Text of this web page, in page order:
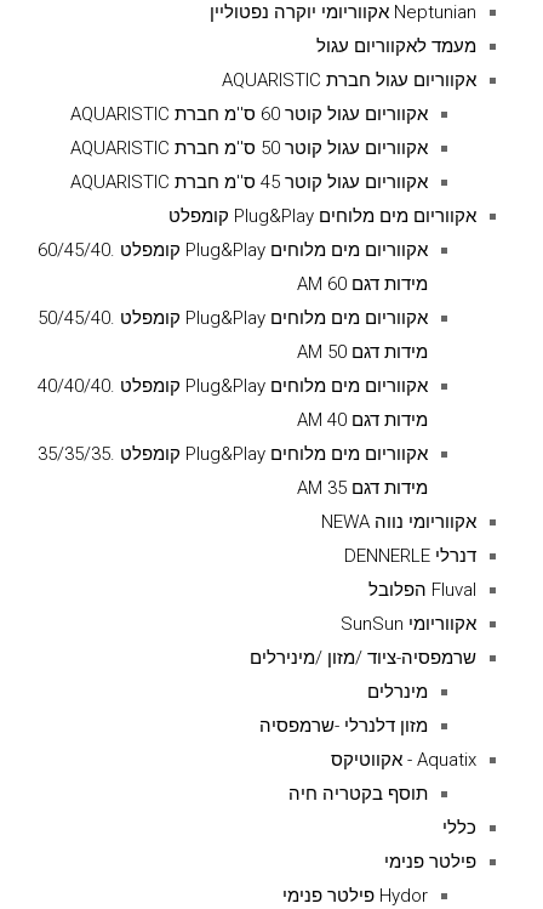
Neptunian אקווריומי יוקרה נפטוליין
מעמד לאקווריום עגול
אקווריום עגול חברת AQUARISTIC
אקווריום עגול קוטר 60 ס''מ חברת AQUARISTIC
אקווריום עגול קוטר 50 ס''מ חברת AQUARISTIC
אקווריום עגול קוטר 45 ס''מ חברת AQUARISTIC
אקווריום מים מלוחים Plug&Play קומפלט
אקווריום מים מלוחים Plug&Play קומפלט .60/45/40
מידות דגם AM 60
אקווריום מים מלוחים Plug&Play קומפלט .50/45/40
מידות דגם AM 50
אקווריום מים מלוחים Plug&Play קומפלט .40/40/40
מידות דגם AM 40
אקווריום מים מלוחים Plug&Play קומפלט .35/35/35
מידות דגם AM 35
אקווריומי נווה NEWA
דנרלי DENNERLE
Fluval הפלובל
אקווריומי SunSun
שרמפסיה-ציוד /מזון /מינירלים
מינרלים
מזון דלנרלי -שרמפסיה
Aquatix - אקווטיקס
תוסף בקטריה חיה
כללי
פילטר פנימי
Hydor פילטר פנימי